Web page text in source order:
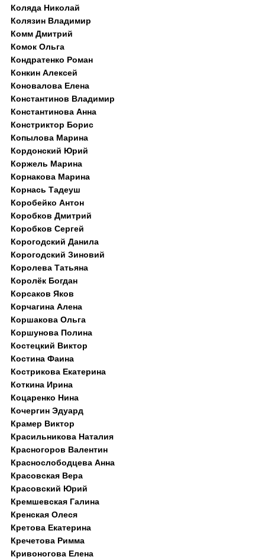
Коляда Николай
Колязин Владимир
Комм Дмитрий
Комок Ольга
Кондратенко Роман
Конкин Алексей
Коновалова Елена
Константинов Владимир
Константинова Анна
Констриктор Борис
Копылова Марина
Кордонский Юрий
Коржель Марина
Корнакова Марина
Корнась Тадеуш
Коробейко Антон
Коробков Дмитрий
Коробков Сергей
Корогодский Данила
Корогодский Зиновий
Королева Татьяна
Королёк Богдан
Корсаков Яков
Корчагина Алена
Коршакова Ольга
Коршунова Полина
Костецкий Виктор
Костина Фаина
Кострикова Екатерина
Коткина Ирина
Коцаренко Нина
Кочергин Эдуард
Крамер Виктор
Красильникова Наталия
Красногоров Валентин
Краснослободцева Анна
Красовская Вера
Красовский Юрий
Кремшевская Галина
Кренская Олеся
Кретова Екатерина
Кречетова Римма
Кривоногова Елена